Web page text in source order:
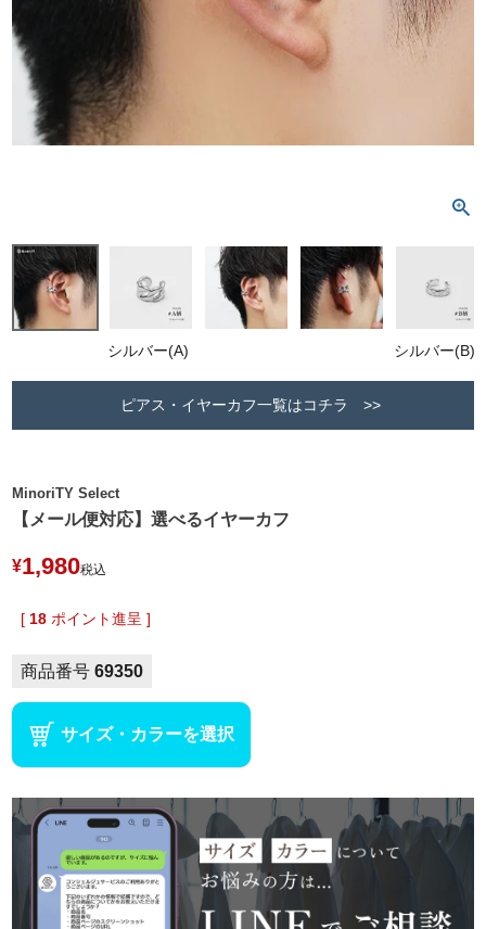
シルバー(A) シルバー(B)
ピアス・イヤーカフ一覧はコチラ >>
MinoriTY Select
【メール便対応】選べるイヤーカフ
¥1,980税込
[ 18 ポイント進呈 ]
商品番号 69350
サイズ・カラーを選択